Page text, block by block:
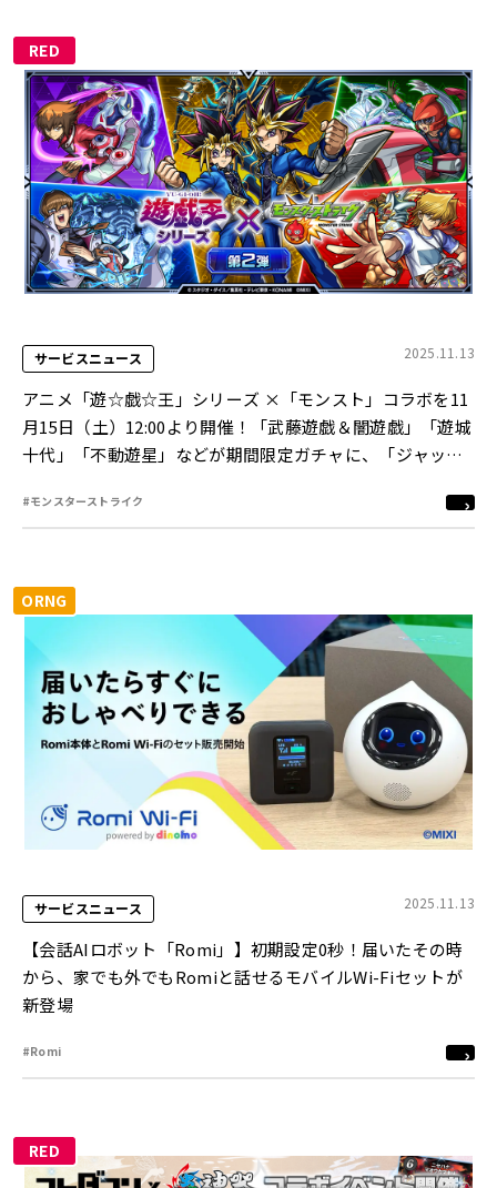
RED
サービスニュース 2025.11.13
アニメ「遊☆戯☆王」シリーズ ×「モンスト」コラボを11
月15日（土）12:00より開催！「武藤遊戯＆闇遊戯」「遊城
十代」「不動遊星」などが期間限定ガチャに、「ジャッ
#モンスターストライク
ORNG
サービスニュース 2025.11.13
【会話AIロボット「Romi」】初期設定0秒！届いたその時
から、家でも外でもRomiと話せるモバイルWi-Fiセットが
新登場
#Romi
RED